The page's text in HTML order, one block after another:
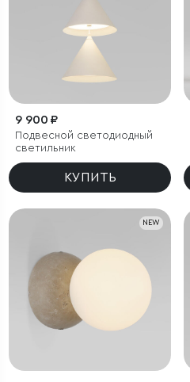
9 900 ₽
Подвесной светодиодный
светильник
КУПИТЬ
NEW